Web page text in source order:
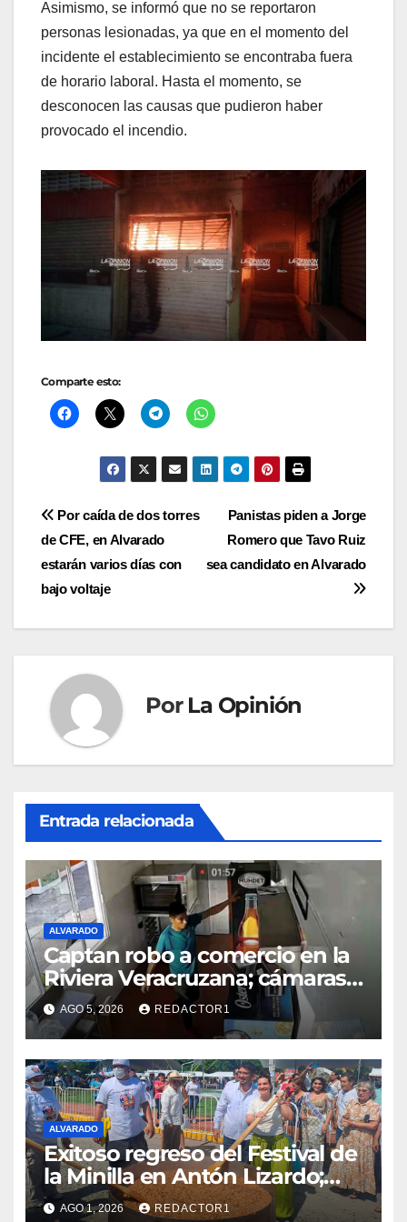
Asimismo, se informó que no se reportaron
personas lesionadas, ya que en el momento del
incidente el establecimiento se encontraba fuera
de horario laboral. Hasta el momento, se
desconocen las causas que pudieron haber
provocado el incendio.
Comparte esto:
Navegación
de
entradas
Panistas piden a Jorge
Romero que Tavo Ruiz
sea candidato en Alvarado
Por caída de dos torres
de CFE, en Alvarado
estarán varios días con
bajo voltaje
Por La Opinión
Entrada relacionada
ALVARADO
Captan robo a comercio en la
Riviera Veracruzana; cámaras
registran cada movimiento del
presunto responsable
AGO 5, 2026 REDACTOR1
ALVARADO
Exitoso regreso del Festival de
la Minilla en Antón Lizardo;
impulsa el turismo y la
AGO 1, 2026 REDACTOR1